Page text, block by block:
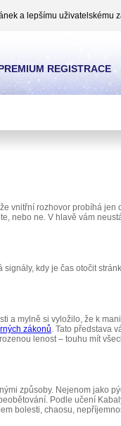
a lepšímu
vnitřní rozhovor probíhá jen
nebo ne. V hlavě vám
signály, kdy je čas otočit
a mylně si vyložilo, že k
zákonů. Tato představa
lenost – touhu mít
způsoby. Nejenom jako
Podle učení
bolesti, chaosu,
REGISTRACE